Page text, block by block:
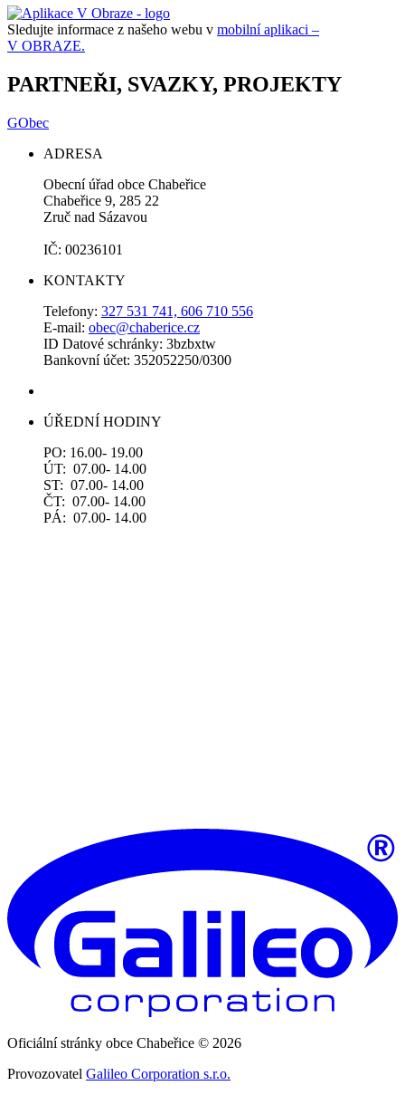
Sledujte informace z našeho webu v mobilní aplikaci –
V OBRAZE.
PARTNEŘI, SVAZKY, PROJEKTY
GObec
ADRESA
Obecní úřad obce Chabeřice
Chabeřice 9, 285 22
Zruč nad Sázavou
IČ: 00236101
KONTAKTY
Telefony: 327 531 741, 606 710 556
E-mail: obec@chaberice.cz
ID Datové schránky: 3bzbxtw
Bankovní účet: 352052250/0300
ÚŘEDNÍ HODINY
PO: 16.00- 19.00
ÚT: 07.00- 14.00
ST: 07.00- 14.00
ČT: 07.00- 14.00
PÁ: 07.00- 14.00
Oficiální stránky obce Chabeřice © 2026
Provozovatel Galileo Corporation s.r.o.